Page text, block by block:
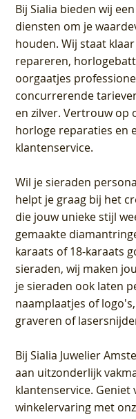
Bij Sialia bieden wij
diensten om je
houden. Wij staat
repareren,
oorgaatjes
concurrerende
en zilver. Vertrouw op
horloge reparaties en
klantenservice.
Wil je sieraden
helpt je graag bij het
die jouw unieke stijl
gemaakte
karaats of 18-karaats
sieraden, wij maken
je sieraden ook laten
naamplaatjes of
graveren of
BijSialia Juwelier
aan uitzonderlijk
klantenservice. Geniet
winkelervaring met